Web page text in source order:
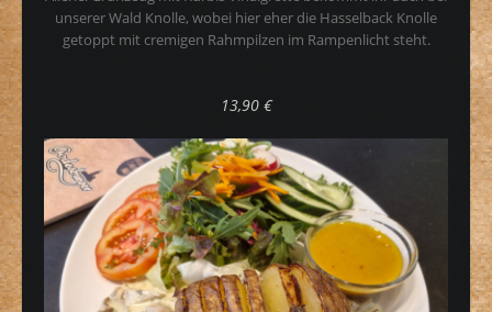
unserer Wald Knolle, wobei hier eher die Hasselback Knolle
getoppt mit cremigen Rahmpilzen im Rampenlicht steht.
13,90 €